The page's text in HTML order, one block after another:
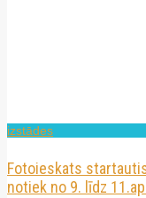
izstādes
Fotoieskats
notiek no 9. līdz